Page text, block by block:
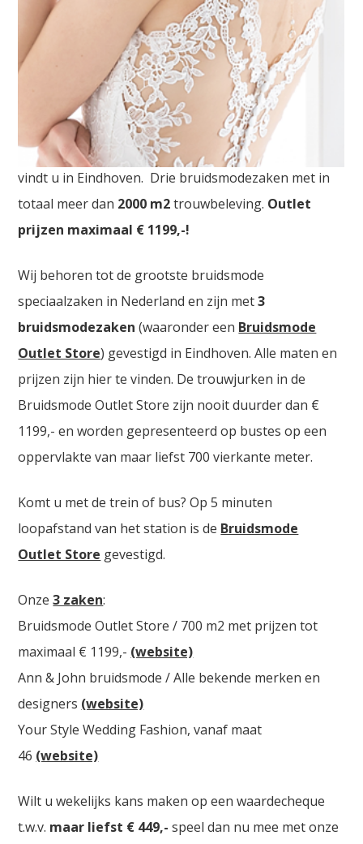
Goedkope Bruidsmode West Vlaanderen
Goedkope Bruidsmode West Vlaanderen De
grootste Bruidsmode Outlet Storevan Nederland
vindt u in Eindhoven. Drie bruidsmodezaken met in
totaal meer dan 2000 m2trouwbeleving. Outlet
prijzen maximaal € 1199,-!
Wij behoren tot de grootste bruidsmode
speciaalzaken in Nederland en zijn met3
bruidsmodezaken (waaronder een Bruidsmode
Outlet Store) gevestigd in Eindhoven. Alle maten en
prijzen zijn hier te vinden. De trouwjurken in de
Bruidsmode Outlet Store zijn nooit duurder dan €
1199,- en worden gepresenteerd op bustes op een
oppervlakte van maar liefst 700 vierkante meter.
Komt u met de trein of bus? Op 5 minuten
loopafstand van het station is de Bruidsmode
Outlet Store gevestigd.
Onze3 zaken:
Bruidsmode Outlet Store / 700 m2 met prijzen tot
maximaal € 1199,- (website)
Ann & John bruidsmode / Alle bekende merken en
designers (website)
Your Style Wedding Fashion, vanaf maat
46 (website)
Wilt u wekelijks kans maken op een waardecheque
t.w.v. maar liefst € 449,- speel dan nu mee met onze